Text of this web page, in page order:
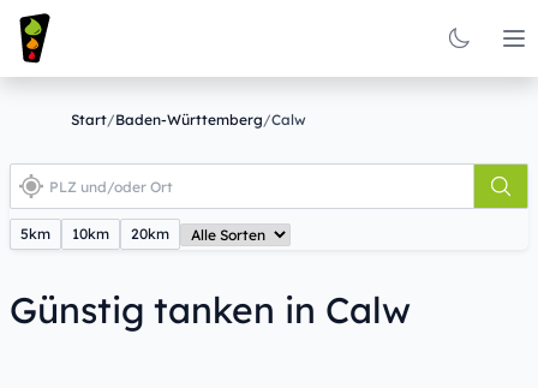
Start/Baden-Württemberg/Calw
5km 10km 20km
Günstig tanken in Calw